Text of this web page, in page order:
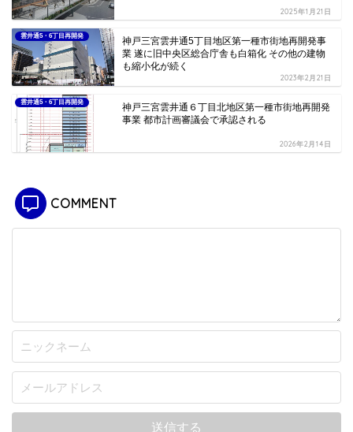
2025年1月21日
雲井通5・6丁目再開発
神戸三宮雲井通5丁目地区第一種市街地再開発事
業 遂に旧中央区総合庁舎も白箱化 その他の建物
も縮小化が続く
2023年2月21日
雲井通5・6丁目再開発
神戸三宮雲井通６丁目北地区第一種市街地再開発
事業 都市計画審議会で承認される
2026年2月14日
COMMENT